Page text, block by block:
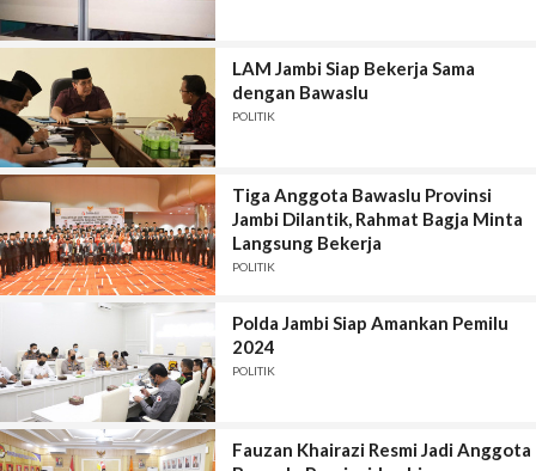
LAM Jambi Siap Bekerja Sama
dengan Bawaslu
POLITIK
Tiga Anggota Bawaslu Provinsi
Jambi Dilantik, Rahmat Bagja Minta
Langsung Bekerja
POLITIK
Polda Jambi Siap Amankan Pemilu
2024
POLITIK
Fauzan Khairazi Resmi Jadi Anggota